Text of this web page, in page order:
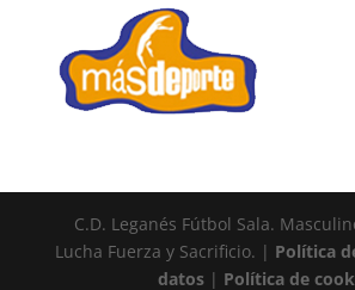
C.D. Leganés Fútbol Sala.
Lucha Fuerza y Sacrificio. | Política
datos| Política de